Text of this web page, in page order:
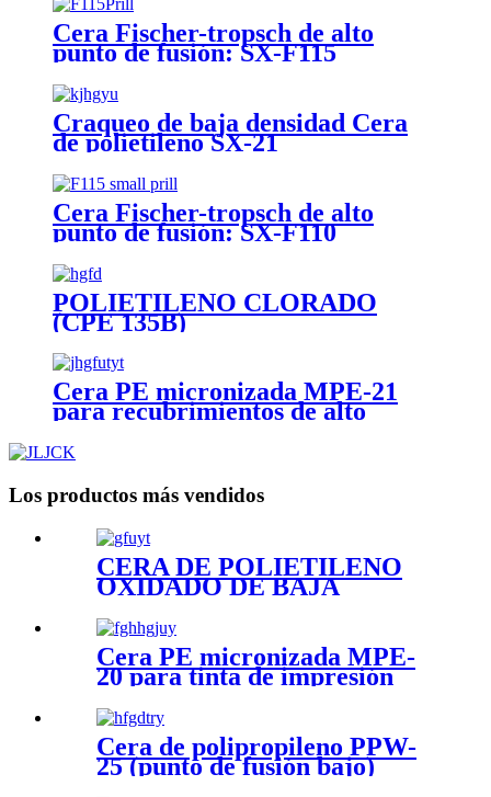
Cera Fischer-tropsch de alto
punto de fusión: SX-F115
Craqueo de baja densidad Cera
de polietileno SX-21
Cera Fischer-tropsch de alto
punto de fusión: SX-F110
POLIETILENO CLORADO
(CPE 135B)
Cera PE micronizada MPE-21
para recubrimientos de alto
Los productos más vendidos
CERA DE POLIETILENO
OXIDADO DE BAJA
Cera PE micronizada MPE-
20 para tinta de impresión
flexográfica en base solvente
Cera de polipropileno PPW-
25 (punto de fusión bajo)